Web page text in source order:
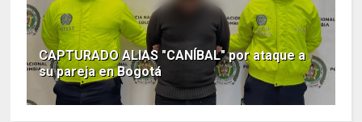
CAPTURADO ALIAS "CANÍBAL" por ataque a
su pareja en Bogotá